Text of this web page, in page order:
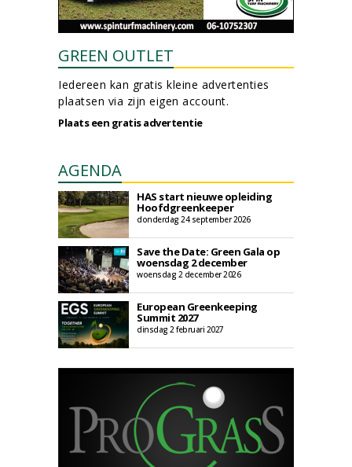
GREEN OUTLET
Iedereen kan gratis kleine advertenties
plaatsen via zijn eigen account.
Plaats een gratis advertentie
AGENDA
HAS start nieuwe opleiding
Hoofdgreenkeeper
donderdag 24 september 2026
Save the Date: Green Gala op
woensdag 2 december
woensdag 2 december 2026
European Greenkeeping
Summit 2027
dinsdag 2 februari 2027